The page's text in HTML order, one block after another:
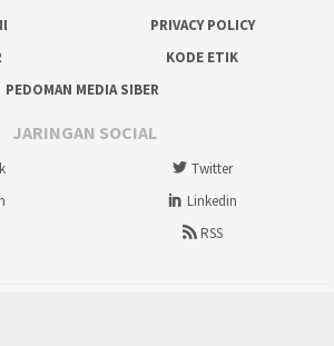
PRIVACY POLICY
KODE ETIK
PEDOMAN MEDIA SIBER
JARINGAN SOCIAL
Twitter
Linkedin
RSS